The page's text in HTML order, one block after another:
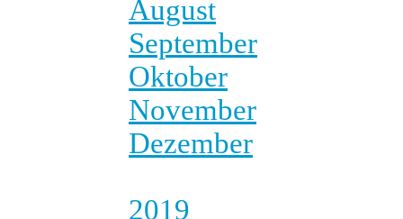
August
September
Oktober
November
Dezember
2019